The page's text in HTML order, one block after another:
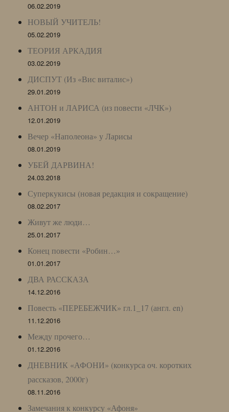
06.02.2019
НОВЫЙ УЧИТЕЛЬ!
05.02.2019
ТЕОРИЯ АРКАДИЯ
03.02.2019
ДИСПУТ (Из «Вис виталис»)
29.01.2019
АНТОН и ЛАРИСА (из повести «ЛЧК»)
12.01.2019
Вечер «Наполеона» у Ларисы
08.01.2019
УБЕЙ ДАРВИНА!
24.03.2018
Суперкукисы (новая редакция и сокращение)
08.02.2017
Живут же люди…
25.01.2017
Конец повести «Робин…»
01.01.2017
ДВА РАССКАЗА
14.12.2016
Повесть «ПЕРЕБЕЖЧИК» гл.1_17 (англ. en)
11.12.2016
Между прочего…
01.12.2016
ДНЕВНИК «АФОНИ» (конкурса оч. коротких
рассказов, 2000г)
08.11.2016
Замечания к конкурсу «Афоня»